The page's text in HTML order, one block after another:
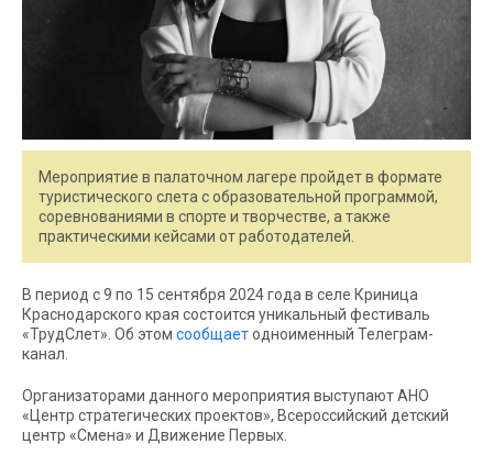
Мероприятие в палаточном лагере пройдет в формате
туристического слета с образовательной программой,
соревнованиями в спорте и творчестве, а также
практическими кейсами от работодателей.
В период с 9 по 15 сентября 2024 года в селе Криница
Краснодарского края состоится уникальный фестиваль
«ТрудСлет». Об этом сообщаетодноименный Телеграм-
канал.
Организаторами данного мероприятия выступают АНО
«Центр стратегических проектов», Всероссийский детский
центр «Смена» и Движение Первых.